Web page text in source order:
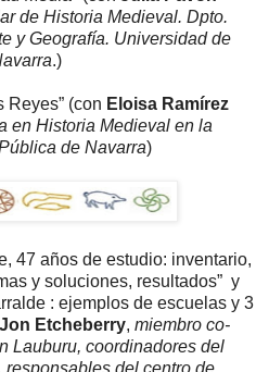
de Historia Medieval. Dpto.
y Geografía. Universidad de
.)
Reyes” (con Eloisa Ramírez
en Historia Medieval en la
de Navarra)
47 años de estudio: inventario,
y soluciones, resultados” y
: ejemplos de escuelas y 3
Jon Etcheberry, miembro co-
Lauburu, coordinadores del
del centro de